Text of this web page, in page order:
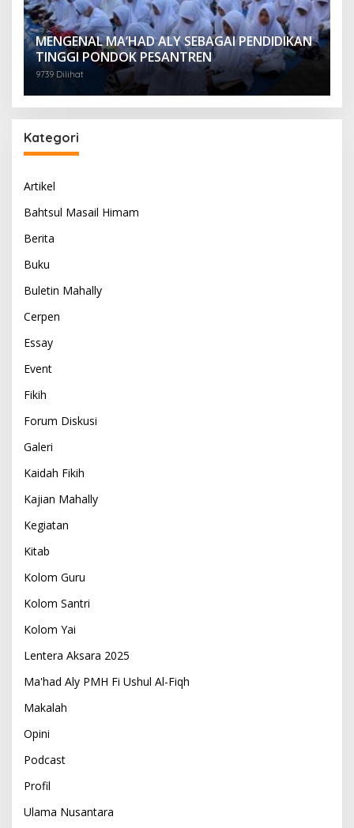
MENGENAL MA’HAD ALY SEBAGAI PENDIDIKAN
TINGGI PONDOK PESANTREN
9739 Dilihat
Kategori
Artikel
Bahtsul Masail Himam
Berita
Buku
Buletin Mahally
Cerpen
Essay
Event
Fikih
Forum Diskusi
Galeri
Kaidah Fikih
Kajian Mahally
Kegiatan
Kitab
Kolom Guru
Kolom Santri
Kolom Yai
Lentera Aksara 2025
Ma'had Aly PMH Fi Ushul Al-Fiqh
Makalah
Opini
Podcast
Profil
Ulama Nusantara